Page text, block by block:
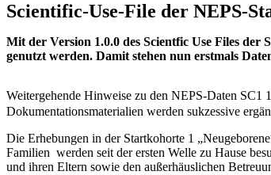
Scientific-Use-File der NEPS-
Mit der Version 1.0.0 des Scientfic Use Files
genutzt werden. Damit stehen nun erstmals
Weitergehende Hinweise zu den NEPS-Daten SC1
Dokumentationsmaterialien werden sukzessive
Die Erhebungen in der Startkohorte 1
Familien werden seit der ersten Welle zu Hause
und ihren Eltern sowie den außerhäuslichen